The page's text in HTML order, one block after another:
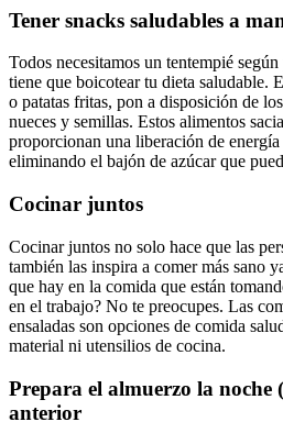
Tener snacks saludables a
Todos necesitamos un tentempié
tiene que boicotear tu dieta saludable.
o patatas fritas, pon a disposición de
nueces y semillas. Estos alimentos
proporcionan una liberación de
eliminando el bajón de azúcar que
Cocinar juntos
Cocinar juntos no solo hace que las
también las inspira a comer más sano
que hay en la comida que están
en el trabajo? No te preocupes. Las
ensaladas son opciones de comida
material ni utensilios de cocina.
Prepara el almuerzo la noche
anterior